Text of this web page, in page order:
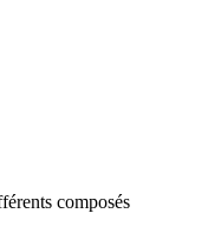
composés